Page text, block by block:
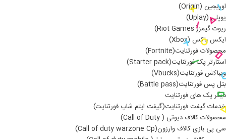
اوریجین (Origin)
یوپلی (Uplay)
ریوت گیمز( Riot Games)
ایکس باکس (Xbox)
محصولات فورتنایت(Fortnite)
استارتر پک فورتنایت(Starter pack)
ویباکس فورتنایت(Vbucks)
بتل پس فورتنایت(Battle pass)
دیگر پک های فورتنایت
خدمات گیفت فورتنایت(گیفت ایتم شاپ فورتنایت)
محصولات کالاف دیوتی ( Call of Duty)
سی پی بازی کالاف وارزون(Call of duty warzone Cp)